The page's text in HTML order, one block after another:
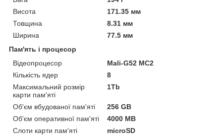
Висота
171.35 мм
Товщина
8.31 мм
Ширина
77.5 мм
Пам'ять і процесор
Відеопроцесор
Mali-G52 MC2
Кількість ядер
8
Максимальний розмір
карти пам'яті
1Tb
Об'єм вбудованої пам'яті
256 GB
Об'єм оперативної пам'яті
4000 MB
Слоти карти пам'яті
microSD